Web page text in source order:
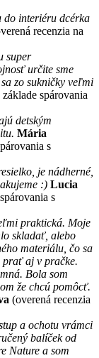
do interiéru dcérka
recenzia na
super
určite sme
zo sukničky veľmi
spárovania
detským
Mária
s
je nádherné,
:) Lucia
s
praktická. Moje
skladať, alebo
materiálu, čo sa
prať aj v pračke.
Bola som
že chcú pomôcť.
(overená recenzia
a ochotu vrámci
balíček od
Nature a som